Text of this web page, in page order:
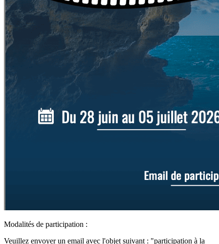
Modalités de participation :
Veuillez envoyer un email avec l'objet suivant : "participation à la